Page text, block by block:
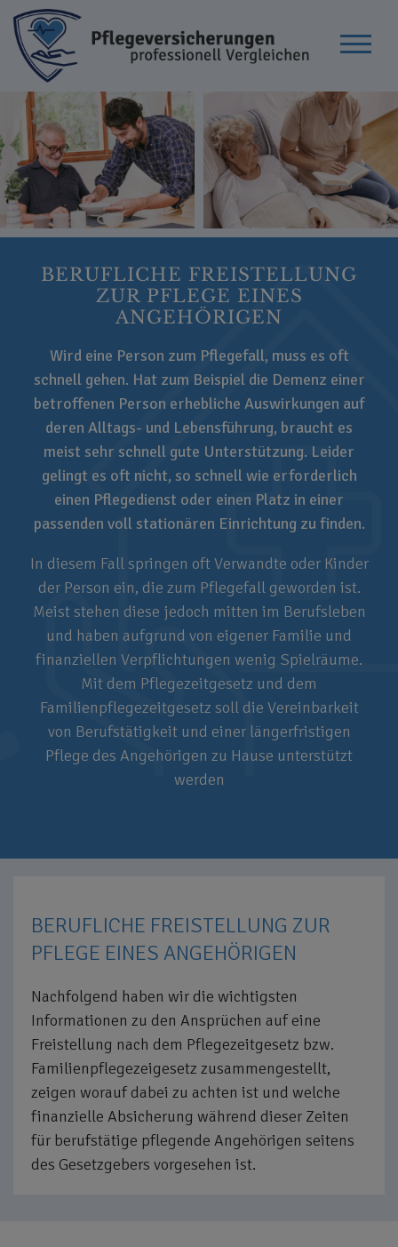
BERUFLICHE FREISTELLUNG
ZUR PFLEGE EINES
ANGEHÖRIGEN
Wird eine Person zum Pflegefall, muss es oft
schnell gehen. Hat zum Beispiel die Demenz einer
betroffenen Person erhebliche Auswirkungen auf
deren Alltags- und Lebensführung, braucht es
meist sehr schnell gute Unterstützung. Leider
gelingt es oft nicht, so schnell wie erforderlich
einen Pflegedienst oder einen Platz in einer
passenden voll stationären Einrichtung zu finden.
In diesem Fall springen oft Verwandte oder Kinder
der Person ein, die zum Pflegefall geworden ist.
Meist stehen diese jedoch mitten im Berufsleben
und haben aufgrund von eigener Familie und
finanziellen Verpflichtungen wenig Spielräume.
Mit dem Pflegezeitgesetz und dem
Familienpflegezeitgesetz soll die Vereinbarkeit
von Berufstätigkeit und einer längerfristigen
Pflege des Angehörigen zu Hause unterstützt
werden
BERUFLICHE FREISTELLUNG ZUR
PFLEGE EINES ANGEHÖRIGEN
Nachfolgend haben wir die wichtigsten
Informationen zu den Ansprüchen auf eine
Freistellung nach dem Pflegezeitgesetz bzw.
Familienpflegezeigesetz zusammengestellt,
zeigen worauf dabei zu achten ist und welche
finanzielle Absicherung während dieser Zeiten
für berufstätige pflegende Angehörigen seitens
des Gesetzgebers vorgesehen ist.